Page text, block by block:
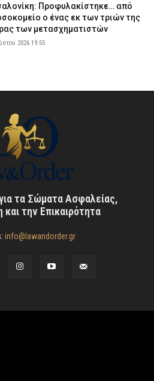
Προφυλακίστηκε… από
ο ένας εκ των τριών της
των μετασχηματιστών
2026 19:55
τα Σώματα Ασφαλείας,
και την Επικαιρότητα
info@lawandorder.gr